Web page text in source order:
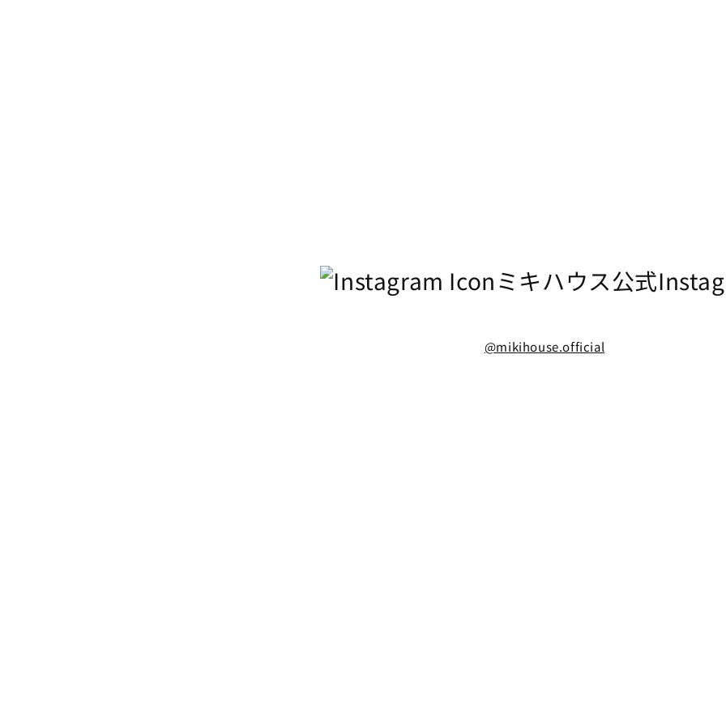
ミキハウス公式
@mikihouse.official